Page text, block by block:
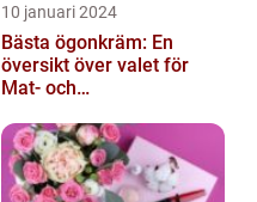
10 januari 2024
Bästa ögonkräm: En
översikt över valet för
Mat- och